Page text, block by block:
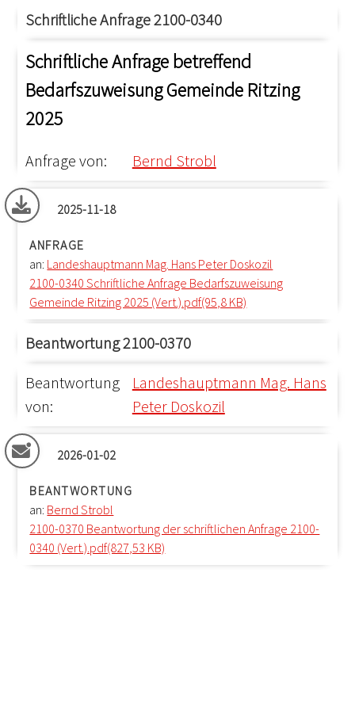
Schriftliche Anfrage 2100-0340
Schriftliche Anfrage betreffend
Bedarfszuweisung Gemeinde Ritzing
2025
Anfrage von: Bernd Strobl
2025-11-18
ANFRAGE
an: Landeshauptmann Mag. Hans Peter Doskozil
2100-0340 Schriftliche Anfrage Bedarfszuweisung
Gemeinde Ritzing 2025 (Vert.).pdf(95,8 KB)
Beantwortung 2100-0370
Beantwortung
von:
Landeshauptmann Mag. Hans
Peter Doskozil
2026-01-02
BEANTWORTUNG
an: Bernd Strobl
2100-0370 Beantwortung der schriftlichen Anfrage 2100-
0340 (Vert.).pdf(827,53 KB)